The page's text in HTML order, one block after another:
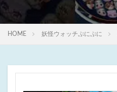
HOME 妖怪ウォッチぷにぷに